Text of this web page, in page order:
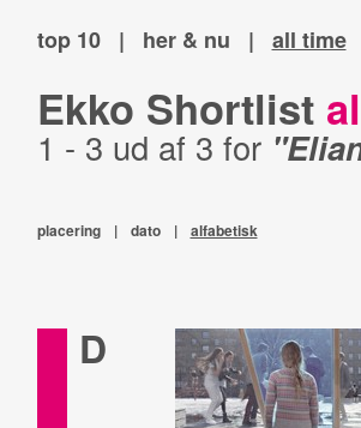
top 10 | her & nu | all time
Ekko Shortlist
1 - 3 ud af 3 for
placering | dato | alfabetisk
D